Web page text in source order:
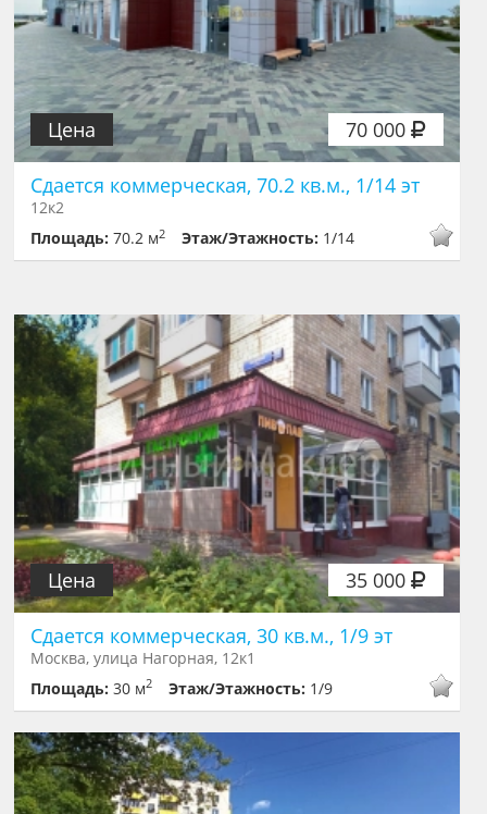
70 000
Цена
Сдается коммерческая, 70.2 кв.м., 1/14 эт
12к2
Площадь:70.2 м2 Этаж/Этажность: 1/14
35 000
Цена
Сдается коммерческая, 30 кв.м., 1/9 эт
Москва, улица Нагорная, 12к1
Площадь:30 м2 Этаж/Этажность: 1/9